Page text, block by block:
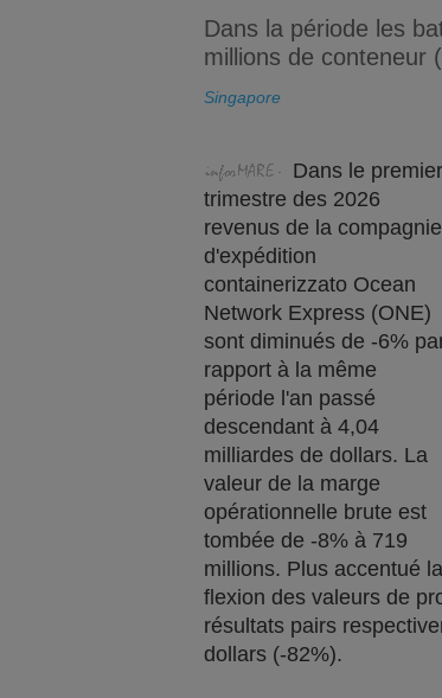
Dans la période les
millions de conteneur
Singapore
Dans le premier
trimestre des 2026
revenus de la compagnie
d'expédition
containerizzato Ocean
Network Express (ONE)
sont diminués de -6%
rapport à la même
période l'an passé
descendant à 4,04
milliardes de dollars. La
valeur de la marge
opérationnelle brute est
tombée de -8% à 719
millions. Plus accentué la
flexion des valeurs de
résultats pairs
dollars (-82%).